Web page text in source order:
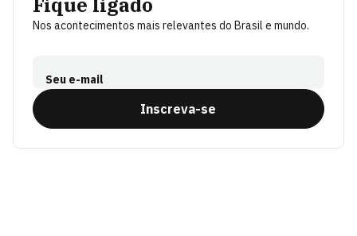
Nos acontecimentos mais relevantes do Brasil e mundo.
Seu e-mail
Inscreva-se